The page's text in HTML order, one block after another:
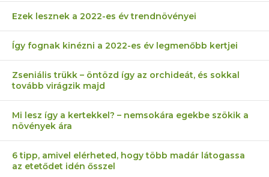
Ezek lesznek a 2022-es év trendnövényei
Így fognak kinézni a 2022-es év legmenőbb kertjei
Zseniális trükk – öntözd így az orchideát, és sokkal
tovább virágzik majd
Mi lesz így a kertekkel? – nemsokára egekbe szökik a
növények ára
6 tipp, amivel elérheted, hogy több madár látogassa
az etetődet idén ősszel